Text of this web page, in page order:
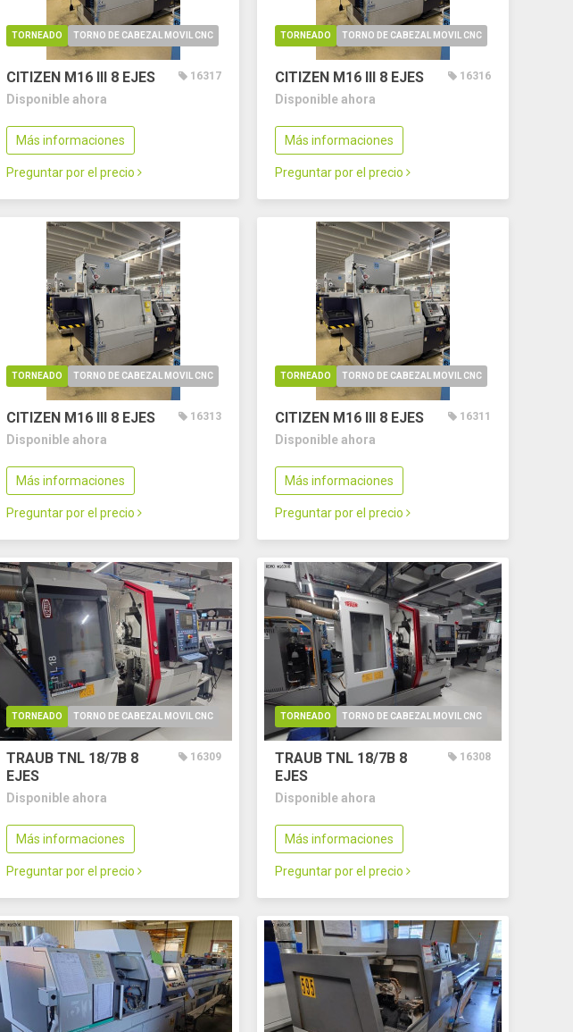
TORNEADO TORNO DE CABEZAL MOVIL CNC
CITIZEN M16 III 8 EJES 16317
Disponible ahora
Más informaciones
Preguntar por el precio
TORNEADO TORNO DE CABEZAL MOVIL CNC
CITIZEN M16 III 8 EJES 16316
Disponible ahora
Más informaciones
Preguntar por el precio
TORNEADO TORNO DE CABEZAL MOVIL CNC
CITIZEN M16 III 8 EJES 16313
Disponible ahora
Más informaciones
Preguntar por el precio
TORNEADO TORNO DE CABEZAL MOVIL CNC
CITIZEN M16 III 8 EJES 16311
Disponible ahora
Más informaciones
Preguntar por el precio
TORNEADO TORNO DE CABEZAL MOVIL CNC
TRAUB TNL 18/7B 8
EJES
16309
Disponible ahora
Más informaciones
Preguntar por el precio
TORNEADO TORNO DE CABEZAL MOVIL CNC
TRAUB TNL 18/7B 8
EJES
16308
Disponible ahora
Más informaciones
Preguntar por el precio